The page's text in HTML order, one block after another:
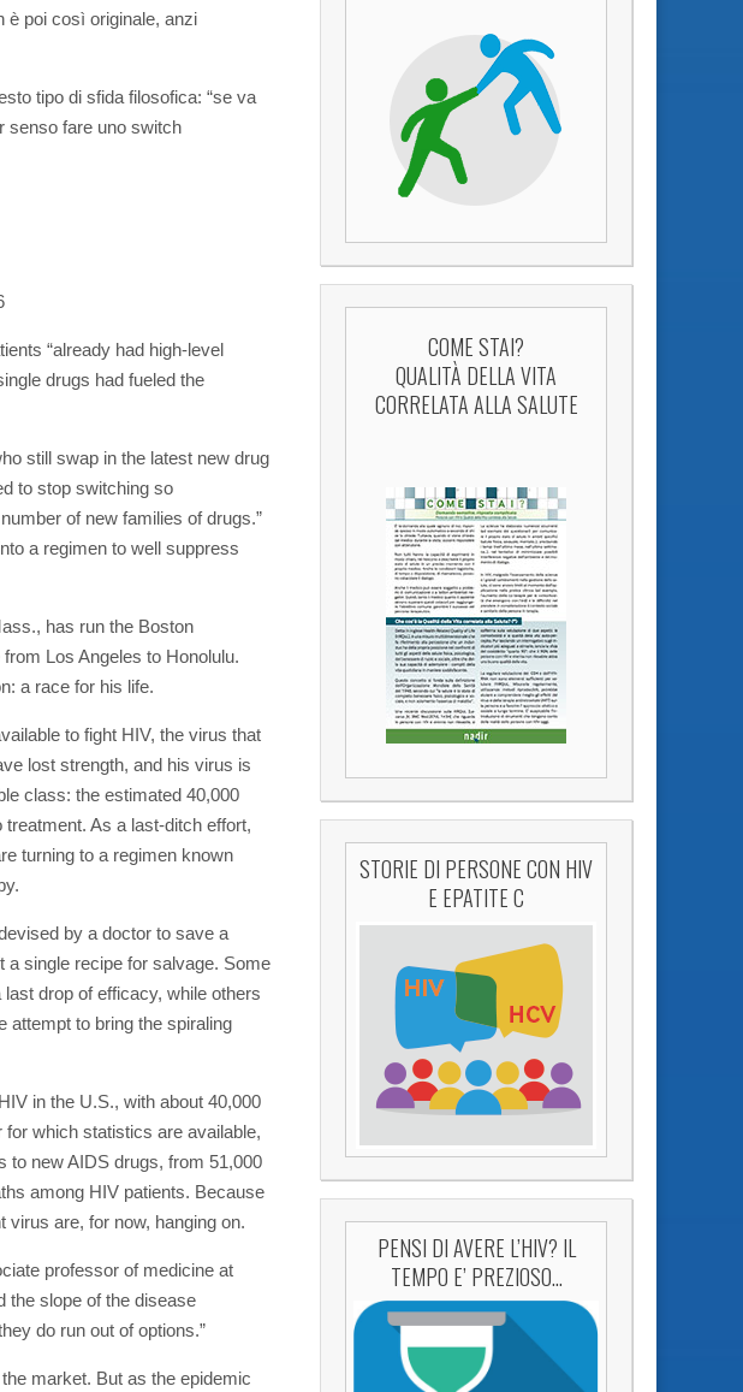
è poi così originale, anzi
tipo di sfida filosofica: “se va
senso fare uno switch
“already had high-level
drugs had fueled the
still swap in the latest new drug
to stop switching so
of new families of drugs.”
a regimen to well suppress
has run the Boston
Los Angeles to Honolulu.
a race for his life.
to fight HIV, the virus that
lost strength, and his virus is
class: the estimated 40,000
As a last-ditch effort,
turning to a regimen known
by a doctor to save a
a single recipe for salvage. Some
drop of efficacy, while others
attempt to bring the spiraling
in the U.S., with about 40,000
which statistics are available,
to new AIDS drugs, from 51,000
among HIV patients. Because
are, for now, hanging on.
professor of medicine at
the slope of the disease
do run out of options.”
market. But as the epidemic
COME STAI?
QUALITÀ DELLA VITA
CORRELATA ALLA SALUTE
STORIE DI PERSONE CON HIV
E EPATITE C
PENSI DI AVERE L’HIV? IL
TEMPO E’ PREZIOSO…